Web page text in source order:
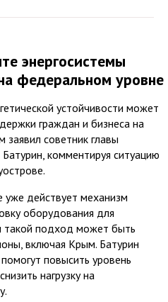
энергосистемы
федеральном уровне
устойчивости может
граждан и бизнеса на
советник главы
комментируя ситуацию
уже действует механизм
оборудования для
такой подход может быть
включая Крым. Батурин
повысить уровень
нагрузку на